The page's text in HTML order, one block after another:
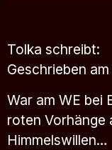
Tolka schreibt:
Geschrieben
War am WE bei
roten Vorhänge
Himmelswillen…